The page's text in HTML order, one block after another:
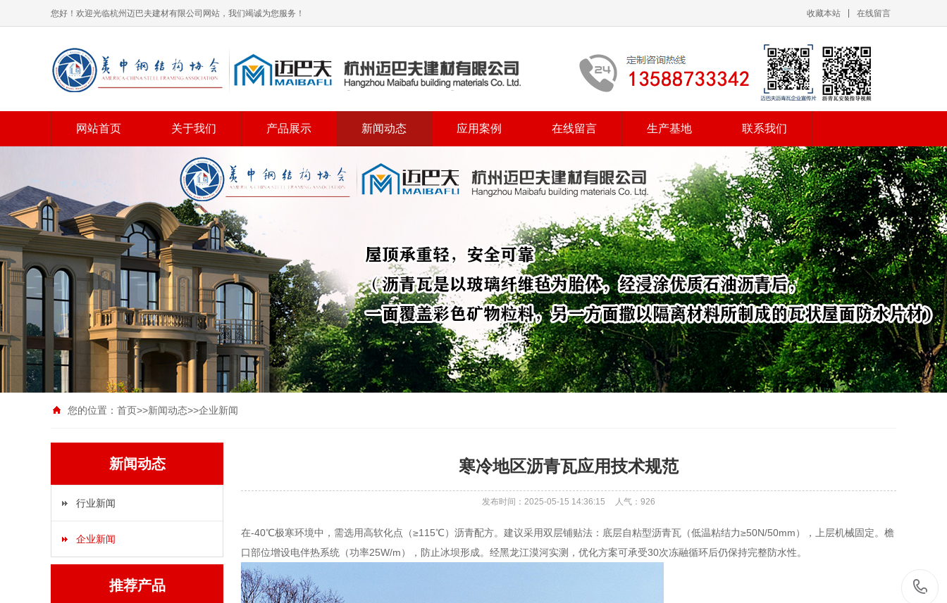
您好！欢迎光临杭州迈巴夫建材有限公司网站，我们竭诚为您服务！ 收藏本站 在线留言
网站首页 关于我们 产品展示 新闻动态 应用案例 在线留言 生产基地 联系我们
您的位置： 首页>>新闻动态>>企业新闻
新闻动态
行业新闻
企业新闻
推荐产品
寒冷地区沥青瓦应用技术规范
发布时间：2025-05-15 14:36:15 人气： 926
在-40℃极寒环境中，需选用高软化点（≥115℃）沥青配方。建议采用双层铺贴法：底层自粘型沥青瓦（低温粘结力≥50N/50mm），上层机械固定。檐
口部位增设电伴热系统（功率25W/m），防止冰坝形成。经黑龙江漠河实测，优化方案可承受30次冻融循环后仍保持完整防水性。